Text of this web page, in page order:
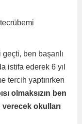
ben başarılı
istifa ederek 6 yıl
tercih yaptırırken
olmaksızın ben
okulları